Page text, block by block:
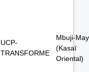
UCP-
TRANSFORME
Mbuji-
(Kasaï
Oriental)